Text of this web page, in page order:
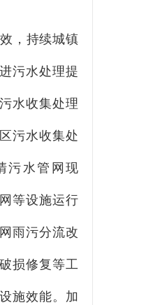
，持续城镇
污水处理提
水收集处理
污水收集处
污水管网现
等设施运行
雨污分流改
损修复等工
施效能。加